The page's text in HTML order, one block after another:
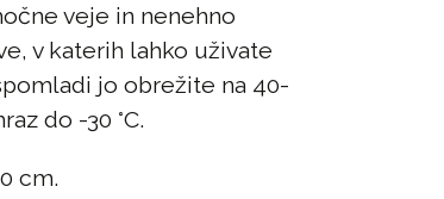
veje in nenehno
v katerih lahko uživate
jo obrežite na 40-
do -30 °C.
cm.